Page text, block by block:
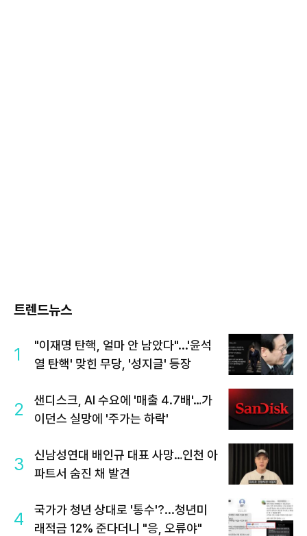
트렌드뉴스
1
"이재명 탄핵, 얼마 안 남았다"...'윤석
열 탄핵' 맞힌 무당, '성지글' 등장
2
샌디스크, AI 수요에 '매출 4.7배'…가
이던스 실망에 '주가는 하락'
3
신남성연대 배인규 대표 사망…인천 아
파트서 숨진 채 발견
4
국가가 청년 상대로 '통수'?...청년미
래적금 12% 준다더니 "응, 오류야"